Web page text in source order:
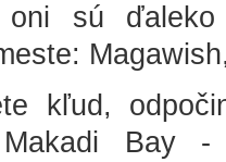
sú
kľud,
Bay -